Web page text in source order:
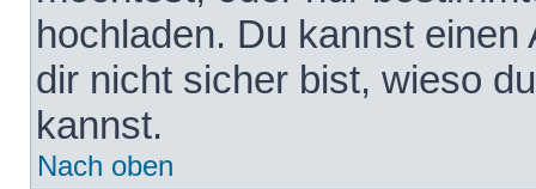
hochladen. Du kannst
dir nicht sicher bist, wieso
kannst.
Nach oben